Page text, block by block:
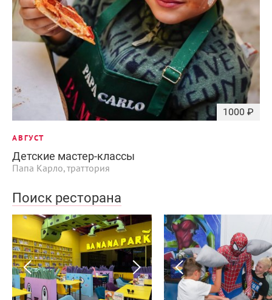
1000 ₽
АВГУСТ
Детские мастер-классы
Папа Карло, траттория
Поиск ресторана